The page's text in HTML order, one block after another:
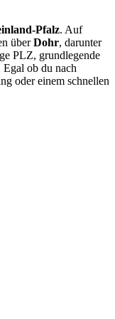
Pfalz. Auf
überDohr, darunter
PLZ, grundlegende
ob du nach
oder einem schnellen